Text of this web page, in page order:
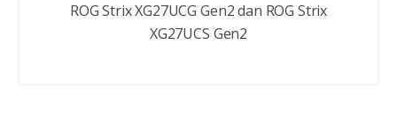
ROG Strix XG27UCG Gen2 dan ROG Strix
XG27UCS Gen2